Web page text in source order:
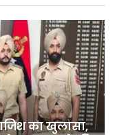
का खुलासा,
10
को